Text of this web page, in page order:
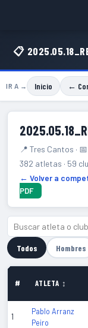
📋
IR A → Inicio ←
📍 Tres Cantos ·
382 atletas · 59
← Volver a
PDF
Todos Hombres
# ATLETA ↕
1
Pablo Arranz
Peiro